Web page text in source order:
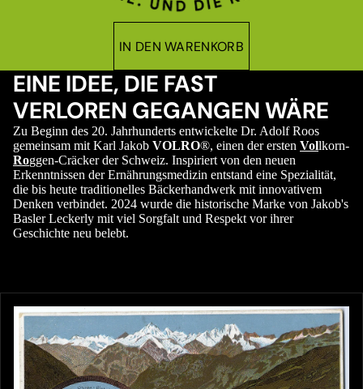
IN DEN WARENKORB
EINE IDEE, DIE FAST
VERLOREN GEGANGEN WÄRE
Zu Beginn des 20. Jahrhunderts entwickelte Dr. Adolf Roos
gemeinsam mit Karl Jakob VOLRO®, einen der ersten Vollkorn-
Roggen-Cräcker der Schweiz. Inspiriert von den neuen
Erkenntnissen der Ernährungsmedizin entstand eine Spezialität,
die bis heute traditionelles Bäckerhandwerk mit innovativem
Denken verbindet. 2024 wurde die historische Marke von Jakob's
Basler Leckerly mit viel Sorgfalt und Respekt vor ihrer
Geschichte neu belebt.